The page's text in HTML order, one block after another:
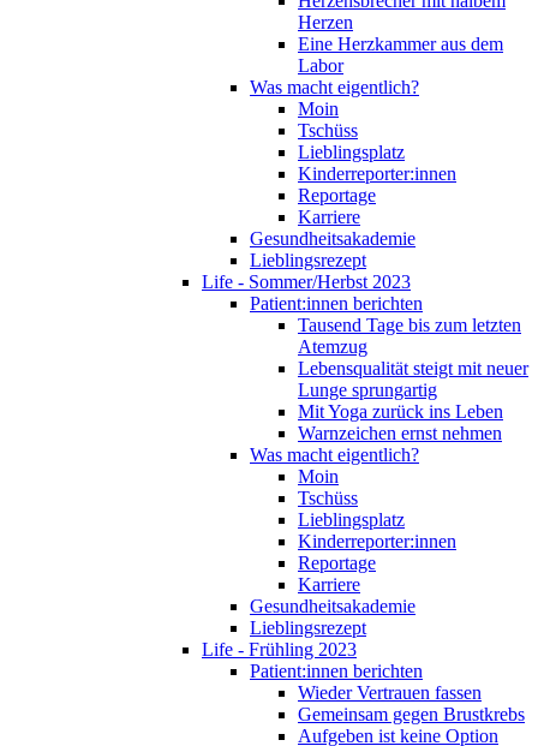
Herzen
Eine Herzkammer aus dem
Labor
Was macht eigentlich?
Moin
Tschüss
Lieblingsplatz
Kinderreporter:innen
Reportage
Karriere
Gesundheitsakademie
Lieblingsrezept
Life - Sommer/Herbst 2023
Patient:innen berichten
Tausend Tage bis zum letzten
Atemzug
Lebensqualität steigt mit neuer
Lunge sprungartig
Mit Yoga zurück ins Leben
Warnzeichen ernst nehmen
Was macht eigentlich?
Moin
Tschüss
Lieblingsplatz
Kinderreporter:innen
Reportage
Karriere
Gesundheitsakademie
Lieblingsrezept
Life - Frühling 2023
Patient:innen berichten
Wieder Vertrauen fassen
Gemeinsam gegen Brustkrebs
Aufgeben ist keine Option